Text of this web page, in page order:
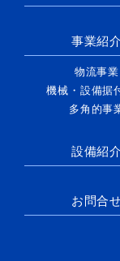
事業紹介
物流事業
機械・設備据
多角的事
設備紹介
お問合